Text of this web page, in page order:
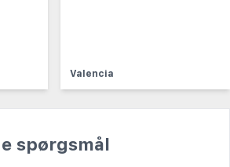
Valencia
spørgsmål